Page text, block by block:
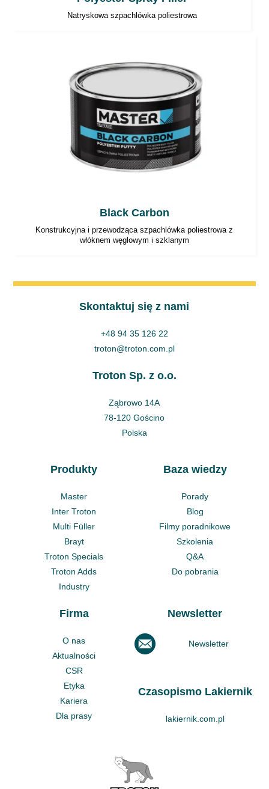
Natryskowa szpachlówka poliestrowa
Black Carbon
Konstrukcyjna i przewodząca szpachlówka poliestrowa z
włóknem węglowym i szklanym
Skontaktuj się z nami
+48 94 35 126 22
troton@troton.com.pl
Troton Sp. z o.o.
Ząbrowo 14A
78-120 Gościno
Polska
Produkty
Master
Inter Troton
Multi Füller
Brayt
Troton Specials
Troton Adds
Industry
Baza wiedzy
Porady
Blog
Filmy poradnikowe
Szkolenia
Q&A
Do pobrania
Firma
O nas
Aktualności
CSR
Etyka
Kariera
Dla prasy
Newsletter
Newsletter
Czasopismo Lakiernik
lakiernik.com.pl